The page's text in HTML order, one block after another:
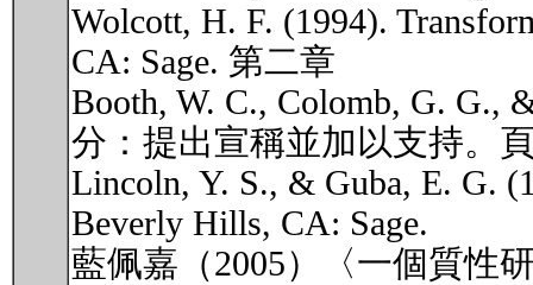
Wolcott, H. F. (1994).
CA: Sage. 第二章
Booth, W. C., Colomb, G.
分：提出宣稱並加以支持。
Lincoln, Y. S., & Guba, E. G.
Beverly Hills, CA: Sage.
藍佩嘉（2005）〈一個質性